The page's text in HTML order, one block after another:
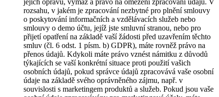
jejich opravu, výmaz a právo na omezení zpracování údajů. V
rozsahu, v jakém je zpracování nezbytné pro plnění smlouvy
o poskytování informačních a vzdělávacích služeb nebo
smlouvy o demo účtu, jejíž jste smluvní stranou, nebo pro
přijetí opatření na základě vaší žádosti před uzavřením těchto
smluv (čl. 6 odst. 1 písm. b) GDPR), máte rovněž právo na
přenos údajů. Kdykoli máte právo vznést námitku z důvodů
týkajících se vaší konkrétní situace proti použití vašich
osobních údajů, pokud správce údajů zpracovává vaše osobní
údaje na základě svého oprávněného zájmu, např. v
souvislosti s marketingem produktů a služeb. Pokud jsou vaše